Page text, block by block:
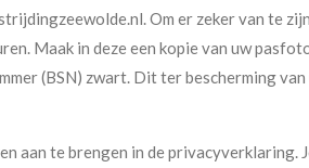
Om er zeker van te
Maak in deze een kopie van uw
(BSN) zwart. Dit ter bescherming
aan te brengen in de privacyverklaring.